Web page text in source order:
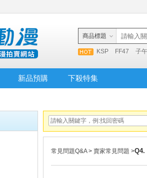
商品標題
KSP FF47 子
新品預購 下殺特集
常見問題Q&A> 賣家常見問題 >Q4.